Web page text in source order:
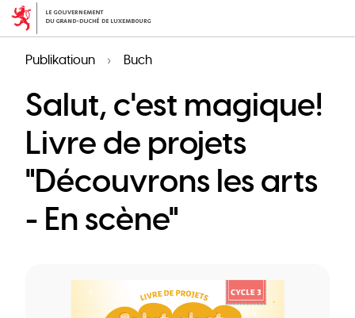
Skip
contentPublikatioun Buch
Salut, c'est magique!
Livre de projets
"Découvrons les arts
- En scène"